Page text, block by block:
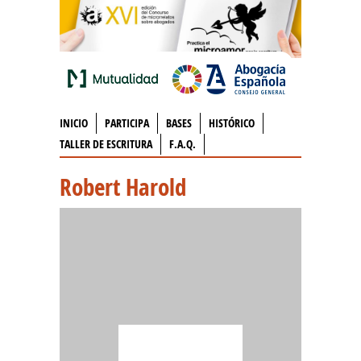
INICIO PARTICIPA BASES
HISTÓRICO
TALLER DE ESCRITURA
F.A.Q.
Robert Harold